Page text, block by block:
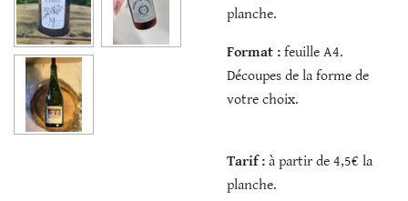
planche.
Format : feuille A4.
Découpes de la forme de
votre choix.
Tarif : à partir de 4,5€ la
planche.